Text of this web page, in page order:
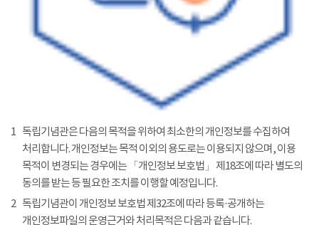
1 독립기념관은 다음의 목적을 위하여 최소한의 개인정보를 수집하여
처리합니다. 개인정보는 목적 이외의 용도로는 이용되지 않으며, 이용
목적이 변경되는 경우에는 「개인정보 보호법」 제18조에 따라 별도의
동의를 받는 등 필요한 조치를 이행할 예정입니다.
2 독립기념관이 개인정보 보호법 제32조에 따라 등록·공개하는
개인정보파일의 운영근거와 처리목적은 다음과 같습니다.